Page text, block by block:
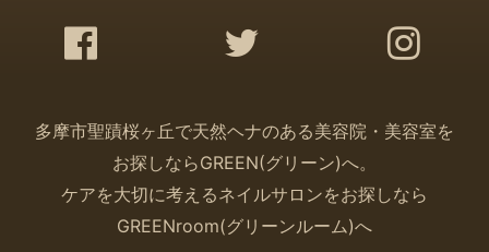
多摩市聖蹟桜ヶ丘で天然ヘナのある美容院・美容室を
お探しならGREEN(グリーン)へ。
ケアを大切に考えるネイルサロンをお探しなら
GREENroom(グリーンルーム)へ